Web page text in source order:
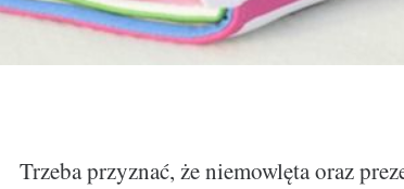
Trzeba przyznać, że niemowlęta oraz